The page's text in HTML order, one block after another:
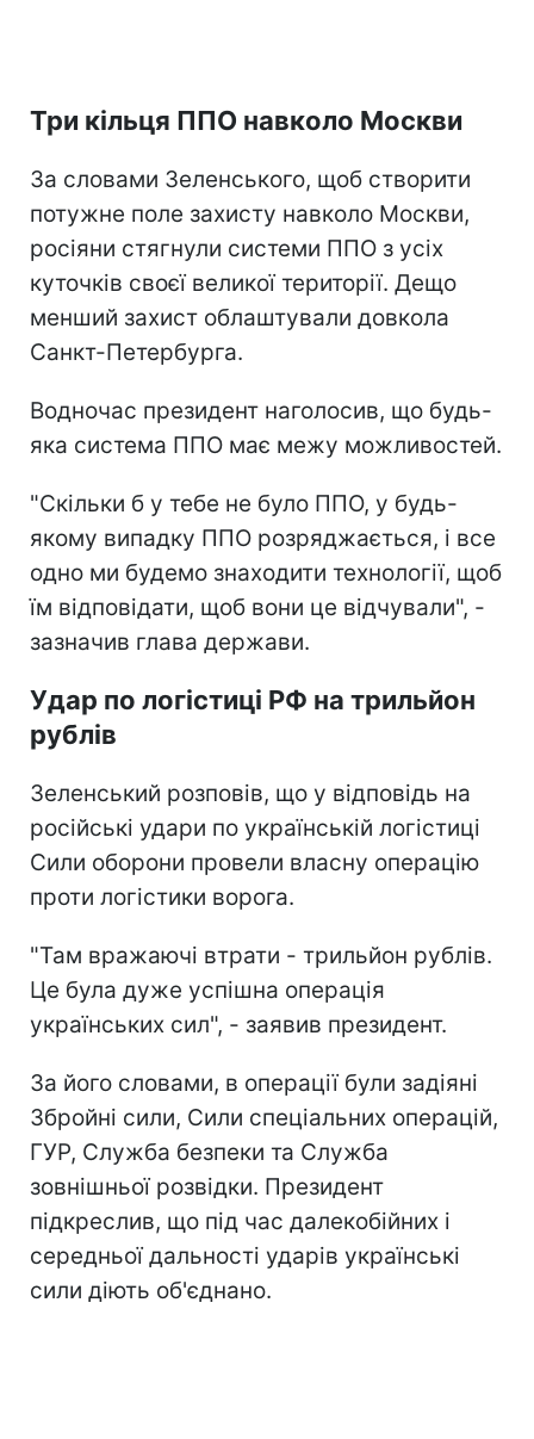
Три кільця ППО навколо Москви
За словами Зеленського, щоб створити
потужне поле захисту навколо Москви,
росіяни стягнули системи ППО з усіх
куточків своєї великої території. Дещо
менший захист облаштували довкола
Санкт-Петербурга.
Водночас президент наголосив, що будь-
яка система ППО має межу можливостей.
"Скільки б у тебе не було ППО, у будь-
якому випадку ППО розряджається, і все
одно ми будемо знаходити технології, щоб
їм відповідати, щоб вони це відчували", -
зазначив глава держави.
Удар по логістиці РФ на трильйон
рублів
Зеленський розповів, що у відповідь на
російські удари по українській логістиці
Сили оборони провели власну операцію
проти логістики ворога.
"Там вражаючі втрати - трильйон рублів.
Це була дуже успішна операція
українських сил", - заявив президент.
За його словами, в операції були задіяні
Збройні сили, Сили спеціальних операцій,
ГУР, Служба безпеки та Служба
зовнішньої розвідки. Президент
підкреслив, що під час далекобійних і
середньої дальності ударів українські
сили діють об'єднано.